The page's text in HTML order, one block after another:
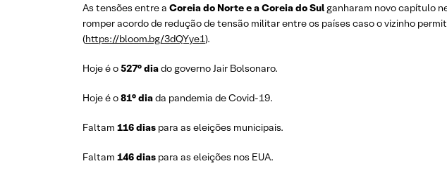
As tensões entre a Coreia do Norte e a Coreia do Sul ganharam novo capítulo
romper acordo de redução de tensão militar entre os países caso o vizinho
(https://bloom.bg/3dQYye1).
Hoje é o527° diado governo Jair Bolsonaro.
Hoje é o81° diada pandemia de Covid-19.
Faltam 116 dias para as eleições municipais.
Faltam 146 dias para as eleições nos EUA.